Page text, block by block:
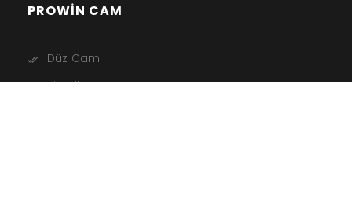
PROWIN CAM
Düz Cam
Sinerji Cam